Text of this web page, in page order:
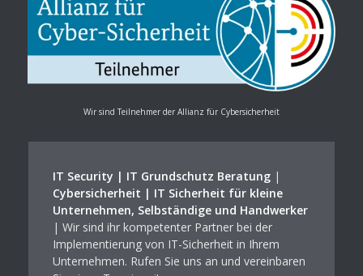
Wir sind Teilnehmer der Allianz für Cybersicherheit
IT Security | IT Grundschutz Beratung|
Cybersicherheit | IT Sicherheit für kleine
Unternehmen, Selbständige und Handwerker
| Wir sind ihr kompetenter Partner bei der
Implementierung von IT-Sicherheit in Ihrem
Unternehmen. Rufen Sie uns an und vereinbaren